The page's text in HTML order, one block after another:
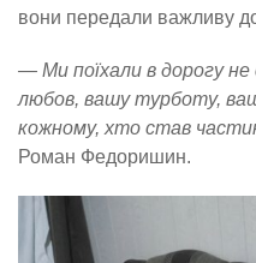
вони передали важливу
— Ми поїхали в дорогу
любов, вашу турботу,
кожному, хто став
Роман Федоришин.